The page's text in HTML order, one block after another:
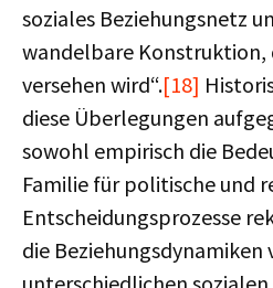
soziales Beziehungsnetz
wandelbare Konstruktion,
versehen wird“.[18]
diese Überlegungen
sowohl empirisch die
Familie für politische und
Entscheidungsprozesse
die Beziehungsdynamiken